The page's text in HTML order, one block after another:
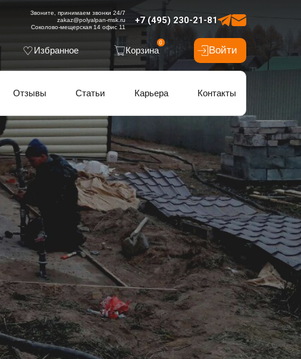
+7 (495) 230-21-81
Звоните, принимаем звонки 24/7
zakaz@polyalpan-msk.ru
Соколово-мещерская 14 офис 11
Избранное Корзина
0
Войти
Отзывы Статьи Карьера Контакты